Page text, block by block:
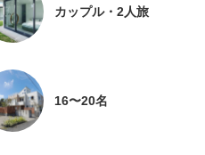
カップル・2人旅
16〜20名